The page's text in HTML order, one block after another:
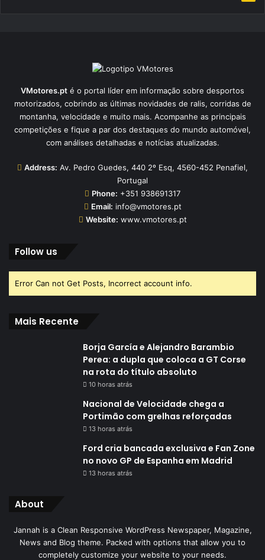
VMotores.pt é o portal líder em informação sobre desportos
motorizados, cobrindo as últimas novidades de ralis, corridas de
montanha, velocidade e muito mais. Acompanhe as principais
competições e fique a par dos destaques do mundo automóvel,
com análises detalhadas e notícias atualizadas.
Address: Av. Pedro Guedes, 440 2º Esq, 4560-452 Penafiel,
Portugal
Phone: +351 938691317
Email: info@vmotores.pt
Website: www.vmotores.pt
Follow us
Error Can not Get Posts, Incorrect account info.
Mais Recente
Borja García e Alejandro Barambio
Perea: a dupla que coloca a GT Corse
na rota do título absoluto
10 horas atrás
Nacional de Velocidade chega a
Portimão com grelhas reforçadas
13 horas atrás
Ford cria bancada exclusiva e Fan Zone
no novo GP de Espanha em Madrid
13 horas atrás
About
Jannah is a Clean Responsive WordPress Newspaper, Magazine,
News and Blog theme. Packed with options that allow you to
completely customize your website to your needs.